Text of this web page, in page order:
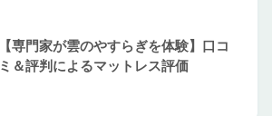
【専門家が雲のやすらぎを体験】口コ
ミ＆評判によるマットレス評価